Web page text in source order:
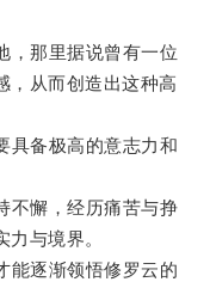
那里据说曾有一位
，从而创造出这种高
备极高的意志力和
懈，经历痛苦与挣
与境界。
逐渐领悟修罗云的